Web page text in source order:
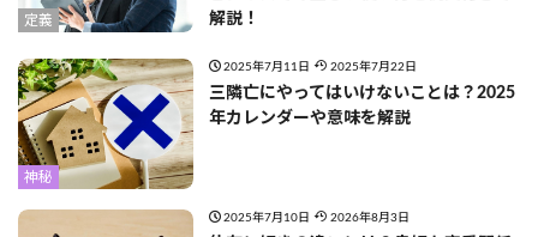
定義
解説！
神秘
2025年7月11日 2025年7月22日
三隣亡にやってはいけないことは？2025
年カレンダーや意味を解説
2025年7月10日 2026年8月3日